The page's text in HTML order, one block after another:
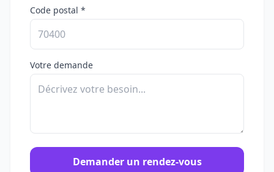
Code postal *
Votre demande
Demander un rendez-vous